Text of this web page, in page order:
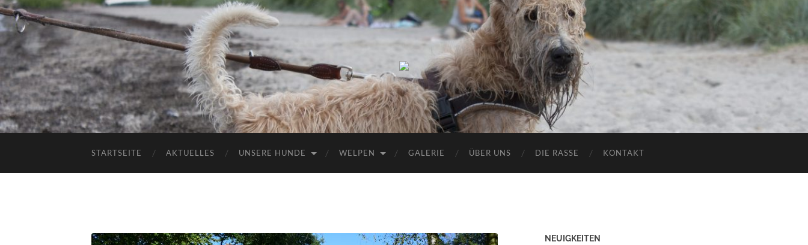
Wheaten
vom
Melzerland
STARTSEITE AKTUELLES UNSERE HUNDE WELPEN GALERIE ÜBER UNS DIE RASSE KONTAKT
NEUIGKEITEN